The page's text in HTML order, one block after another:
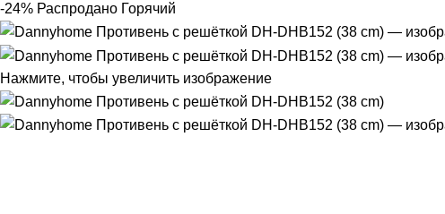
-24% Распродано Горячий
Нажмите, чтобы увеличить изображение